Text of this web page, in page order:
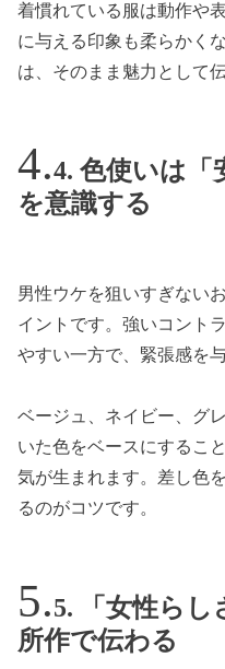
着慣れている服は動作や
に与える印象も柔らかく
は、そのまま魅力として
4. 色使いは「
を意識する
男性ウケを狙いすぎない
イントです。強いコント
やすい一方で、緊張感を
ベージュ、ネイビー、グ
いた色をベースにするこ
気が生まれます。差し色
るのがコツです。
5. 「女性らし
所作で伝わる